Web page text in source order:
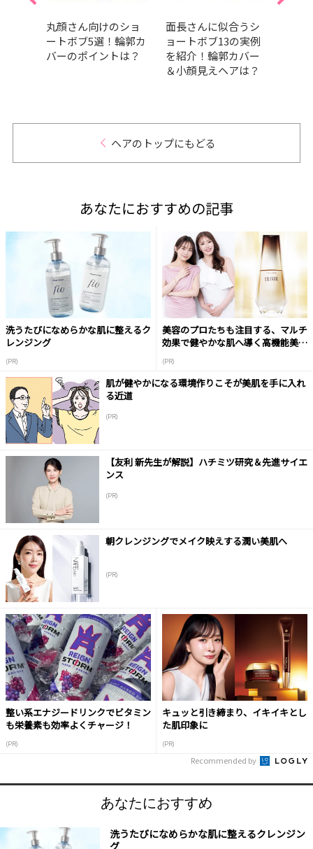
丸顔さん向けのショ
ートボブ5選！輪郭カ
バーのポイントは？
面長さんに似合うシ
ョートボブ13の実例
を紹介！輪郭カバー
＆小顔見えヘアは？
ヘアのトップにもどる
あなたにおすすめの記事
洗うたびになめらかな肌に整えるク
レンジング
(PR)
美容のプロたちも注目する、マルチ
効果で健やかな肌へ導く高機能美容
(PR)
肌が健やかになる環境作りこそが美肌を手に入れ
る近道
(PR)
【友利 新先生が解説】ハチミツ研究＆先進サイエ
ンス
(PR)
朝クレンジングでメイク映えする潤い美肌へ
(PR)
整い系エナジードリンクでビタミン
も栄養素も効率よくチャージ！
(PR)
キュッと引き締まり、イキイキとし
た肌印象に
(PR)
Recommended by
あなたにおすすめ
洗うたびになめらかな肌に整えるクレンジン
グ